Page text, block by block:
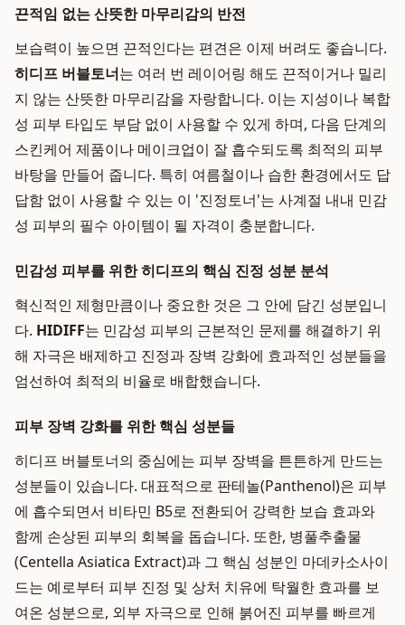
끈적임 없는 산뜻한 마무리감의 반전
보습력이 높으면 끈적인다는 편견은 이제 버려도 좋습니다.
히디프 버블토너는 여러 번 레이어링 해도 끈적이거나 밀리
지 않는 산뜻한 마무리감을 자랑합니다. 이는 지성이나 복합
성 피부 타입도 부담 없이 사용할 수 있게 하며, 다음 단계의
스킨케어 제품이나 메이크업이 잘 흡수되도록 최적의 피부
바탕을 만들어 줍니다. 특히 여름철이나 습한 환경에서도 답
답함 없이 사용할 수 있는 이 '진정토너'는 사계절 내내 민감
성 피부의 필수 아이템이 될 자격이 충분합니다.
민감성 피부를 위한 히디프의 핵심 진정 성분 분석
혁신적인 제형만큼이나 중요한 것은 그 안에 담긴 성분입니
다. HIDIFF는 민감성 피부의 근본적인 문제를 해결하기 위
해 자극은 배제하고 진정과 장벽 강화에 효과적인 성분들을
엄선하여 최적의 비율로 배합했습니다.
피부 장벽 강화를 위한 핵심 성분들
히디프 버블토너의 중심에는 피부 장벽을 튼튼하게 만드는
성분들이 있습니다. 대표적으로 판테놀(Panthenol)은 피부
에 흡수되면서 비타민 B5로 전환되어 강력한 보습 효과와
함께 손상된 피부의 회복을 돕습니다. 또한, 병풀추출물
(Centella Asiatica Extract)과 그 핵심 성분인 마데카소사이
드는 예로부터 피부 진정 및 상처 치유에 탁월한 효과를 보
여온 성분으로, 외부 자극으로 인해 붉어진 피부를 빠르게